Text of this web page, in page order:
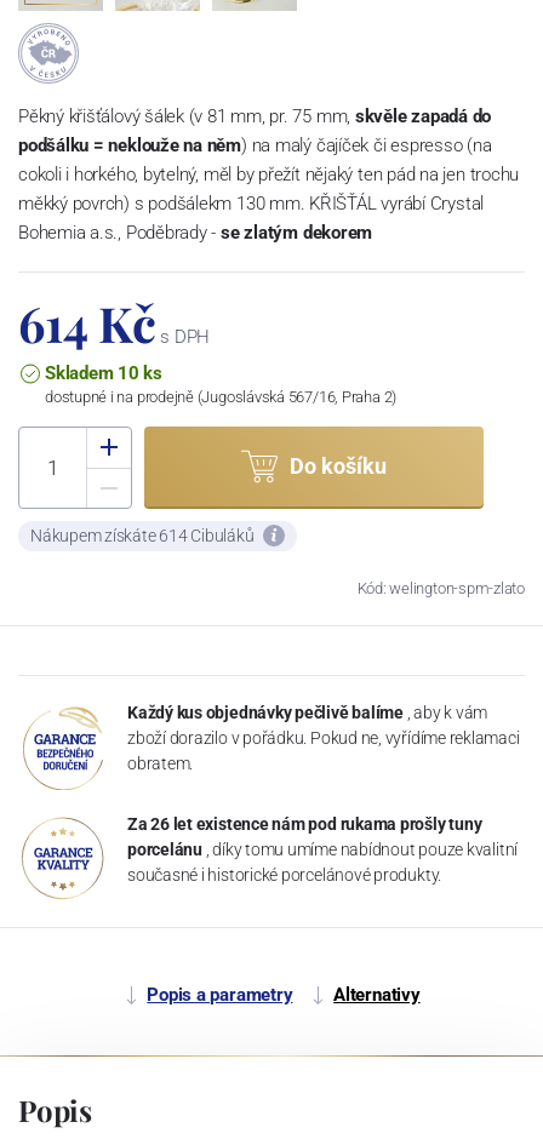
Pěkný křišťálový šálek (v 81 mm, pr. 75 mm, skvěle zapadá do
podšálku = neklouže na něm) na malý čajíček či espresso (na
cokoli i horkého, bytelný, měl by přežít nějaký ten pád na jen trochu
měkký povrch) s podšálekm 130 mm. KŘIŠŤÁL vyrábí Crystal
Bohemia a.s., Poděbrady -se zlatým dekorem
614 Kč s DPH
Skladem 10 ks
dostupné i na prodejně (Jugoslávská 567/16, Praha 2)
Do košíku
Nákupem získáte 614 Cibuláků
Kód: welington-spm-zlato
Každý kus objednávky pečlivě balíme , aby k vám
zboží dorazilo v pořádku. Pokud ne, vyřídíme reklamaci
obratem.
Za 26 let existence nám pod rukama prošly tuny
porcelánu , díky tomu umíme nabídnout pouze kvalitní
současné i historické porcelánové produkty.
Popis a parametry Alternativy
Popis